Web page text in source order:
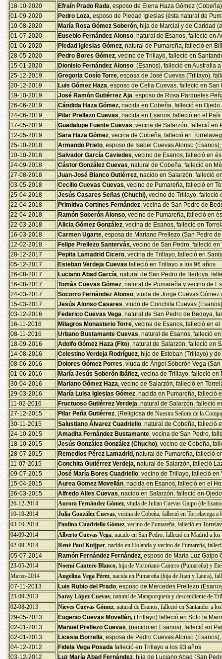
18-10-2020
Efraín Prado Rada, esposo de Elena Haza Gómez
01-09-2020
Pedro Loza, esposo de Piedad Iglesias (ésta natural de
10-08-2020
María Rosa Gómez Soberón, hija de Marcial y de Caridad
01-07-2020
Eusebio Fernández Alonso, natural de Esanos, falleció en
01-06-2020
Piedad Iglesias Gómez, natural de Pumareña, falleció en
28-05-2020
Pedro Bores Gómez, vecino de Trillayo, falleció en
15-01-2020
Dionisio Fernández Alonso, (Esanos), falleció en Australia
25-12-2019
Gregoria Cosío Torre, esposa de José Cuevas (Trillayo),
20-12-2019
Luis Gómez Haza, esposo de Celia Cuevas, falleció en
19-10-2019
José Ramón Gutiérrez Aja, esposo de Rosa Pardueles
26-06-2019
Cándida Haza Gómez, nacida en Cobeña, falleció en Ojedo
24-06-2019
Pilar Prellezo Cuevas, nacida en Esanos, falleció en el
17-05-2019
Guadalupe Fuente Cuevas, vecina de Salarzón, falleció en
12-05-2019
Sara Haza Gómez, vecina de Cobeña, falleció en
25-10-2018
Armando Prieto, esposo de Isabel Cuevas Alonso
10-10-2018
Salvador García Caviedes, vecino de Esanos, falleció en
24-09-2018
Cástor González Cuevas, natural de Cobeña, falleció en
27-08-2018
Juan-José Blanco Gutiérrez, nacido en Salarzón, falleció
03-05-2018
Cecilio Cuevas Cuevas, vecino de Pumareña, falleció en
25-04-2018
Jesús Casares Señas (Chuchi), vecino de Trillayo, falleció
22-04-2018
Primitiva Cortines Fernández, vecina de San Pedro de
22-04-2018
Ramón Soberón Alonso, vecino de Pumareña, falleció en
22-03-2018
Alicia Gómez González, vecina de Esanos, falleció en
16-03-2018
Carmen Ugarte, esposa de Mariano Prellezo (San Pedro
12-02-2018
Felipe Prellezo Santervás, vecino de San Pedro, falleció
28-12-2017
Pepita Lamadrid Cicero, vecina de Trillayo, falleció en
05-12-2017
Esteban Verdeja Cuevas falleció en Trillayo a los 96 años
26-08-2017
Luciano Abad García, natural de San Pedro de Bedoya,
16-08-2017
Tomás Cuevas Gómez, natural de Pumareña y vecino de
24-03-2017
Socorro Fernández Alonso, viuda de Jorge Cuevas
15-03-2017
Jesús Alonso Casares, viudo de Conchita Cuevas
03-12-2016
Federico Cuevas Vega, natural de San Pedro de Bedoya,
16-11-2016
Milagros Monasterio Torre, vecina de Esanos, falleció en
08-11-2016
Urbano Bustamante Cuevas, natural de Esanos, falleció
18-09-2016
Adolfo Gómez Haza (Fito), natural de Salarzón, falleció en
14-08-2016
Celestino Verdeja Rodríguez, hijo de Esteban (Trillayo) y
08-06-2016
Dolores Gómez Porres, viuda de Ángel Soberón Vega
01-06-2016
María Jesús Soberón Ibáñez, vecina de Trillayo, falleció en
30-04-2016
Mariano Gómez Haza, vecino de Salarzón, falleció en
29-03-2016
María Luisa Iglesias Gómez, nacida en Pumareña, falleció
11-02-2016
Fructuoso Gutiérrez Verdeja, natural de Salarzón, falleció
27-12-2015
Pilar Peña Gutiérrez, (Religiosa de Nuestra Señora de la
30-11-2015
Salustiano Álvarez Cuadriello, natural de Cobeña, falleció
24-10-2015
Amadita Fernández Bustamante, vecina de San Pedro,
18-10-2015
Jesús González González (Chucho), vecino de Cobeña,
28-07-2015
Remedios Pérez Lamadrid , natural de Pumareña, falleció
11-07-2015
Conchita Gutiérrez Verdeja, natural de Salarzón, falleció
09-07-2015
José María Bores Cuadriello, vecino de Trillayo, falleció
15-04-2015
Aurea Gomez Movellán, nacida en Esanos, falleció en el
26-03-2015
Alfredo Alles Cuevas, nacido en Salarzón, falleció en
26-12-2014
Aurora Fernández Gómez, viuda de Julian Cuevas Gaipo (de
10-10-2014
Julia González Cuevas, vecina de Cobeña, falleció en Torrelavega a
03-10-2014
Paulino Cuadriello Gómez, vecino de Pumareña, falleció en
04-09-2014
Alberto Cuevas Vega, nacido en San Pedro, falleció en Madrid a los
02-09-2014
René Paul Kuijper, nacido en Holanda y vecino de Pumareña,
05-07-2014
Ramón Fernández Fernández, esposo de María Luz Gaipo
23-05-2014
Noemí Cantero Blanco, hija de Victoriano Cantero (Pumareña) y
Marzo-2014
Angelina Vega Pérez, nacida en Pumareña (hija de Juan y Laura),
07-11-2013
Luis Rubio del Prado, esposo de Mercedes Prellezo
23-09-2013
Saray López Cuevas, natural de Mataporquera y descendiente de
02-08-2013
Nieves Cuevas Gómez, natural de Esanos, falleció en Santander a
29-05-2013
Eugenio Cuevas Movellán, (Trillayo) falleció en Soto la
02-01-2013
Manuel Prellezo Cuevas, (nacido en Esanos), falleció en
02-01-2013
Licesia Borrella, esposa de Pedro Cuevas Alonso
04-12-2012
Fidela Vega Posada falleció en Trillayo a los 93 años
03-12-2012
Luz María Abad Fernández, hija de Luciano Abad (San